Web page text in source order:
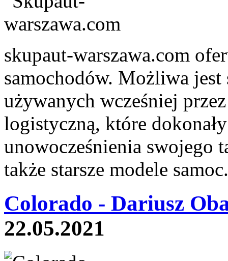
skupaut-warszawa.com
samochodów. Możliwa
używanych wcześniej
logistyczną, które
unowocześnienia swojego
także starsze modele
Colorado - Dariusz
22.05.2021